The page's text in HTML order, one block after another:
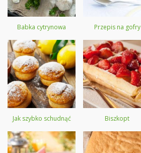
Babka cytrynowa Przepis na gofry
Jak szybko schudnąć Biszkopt